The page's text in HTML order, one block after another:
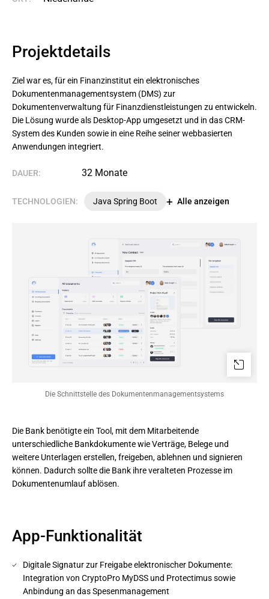
Projektdetails
Ziel war es, für ein Finanzinstitut ein elektronisches
Dokumentenmanagementsystem (DMS) zur
Dokumentenverwaltung für Finanzdienstleistungen zu entwickeln.
Die Lösung wurde als Desktop-App umgesetzt und in das CRM-
System des Kunden sowie in eine Reihe seiner webbasierten
Anwendungen integriert.
DAUER: 32 Monate
TECHNOLOGIEN: Java Spring Boot Alle anzeigen
Die Schnittstelle des Dokumentenmanagementsystems
Die Bank benötigte ein Tool, mit dem Mitarbeitende
unterschiedliche Bankdokumente wie Verträge, Belege und
weitere Unterlagen erstellen, freigeben, ablehnen und signieren
können. Dadurch sollte die Bank ihre veralteten Prozesse im
Dokumentenumlauf ablösen.
App-Funktionalität
Digitale Signatur zur Freigabe elektronischer Dokumente:
Integration von CryptoPro MyDSS und Protectimus sowie
Anbindung an das Spesenmanagement